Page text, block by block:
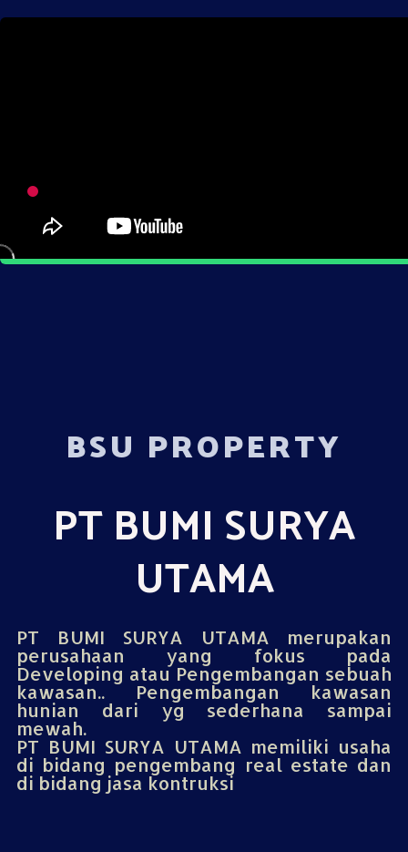
BSU PROPERTY
PT BUMI SURYA
UTAMA
PT BUMI SURYA UTAMA merupakan
perusahaan yang fokus pada
Developing atau Pengembangan sebuah
kawasan.. Pengembangan kawasan
hunian dari yg sederhana sampai
mewah.
PT BUMI SURYA UTAMA memiliki usaha
di bidang pengembang real estate dan
di bidang jasa kontruksi